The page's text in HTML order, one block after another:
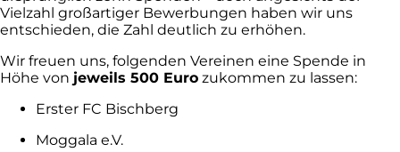
Vielzahl großartiger Bewerbungen haben wir uns
entschieden, die Zahl deutlich zu erhöhen.
Wir freuen uns, folgenden Vereinen eine Spende in
Höhe von jeweils 500 Euro zukommen zu lassen:
Erster FC Bischberg
Moggala e.V.